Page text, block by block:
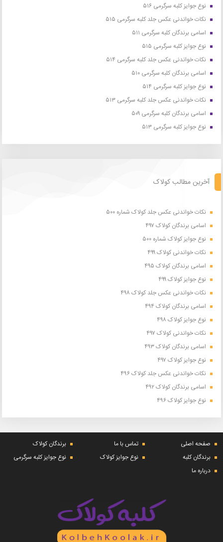
نوع جوایز کلبه سرگرمی ۵۱۶
نکات خواندنی عکس جلد کلبه سرگرمی ۵۱۵
اسامی برندگان کلبه سرگرمی ۵۱۱
نوع جوایز کلبه سرگرمی ۵۱۵
نکات خواندنی عکس جلد کلبه سرگرمی ۵۱۴
اسامی برندگان کلبه سرگرمی ۵۱۰
نوع جوایز کلبه سرگرمی ۵۱۴
نکات خواندنی عکس جلد کلبه سرگرمی ۵۱۳
اسامی برندگان کلبه سرگرمی ۵۰۹
نوع جوایز کلبه سرگرمی ۵۱۳
آخرین مطالب کولاک
نکات خواندنی عکس جلد کولاک شماره ۵۰۰
اسامی برندگان کولاک ۴۹۷
نوع جوایز کولاک شماره ۵۰۰
نکات خواندنی کولاک ۴۹۹
اسامی برندگان کولاک ۴۹۵
نوع جوایز کولاک ۴۹۹
نکات خواندنی عکس جلد کولاک ۴۹۸
اسامی برندگان کولاک ۴۹۴
نوع جوایز کولاک ۴۹۸
نکات خواندنی کولاک ۴۹۷
اسامی برندگان کولاک ۴۹۳
نوع جوایز کولاک ۴۹۷
نکات خواندنی عکس جلد کولاک ۴۹۶
اسامی برندگان کولاک ۴۹۲
نوع جوایز کولاک ۴۹۶
صفحه اصلی تماس با ما
برندگان کولاک
برندگان کلبه
نوع جوایز کولاک
نوع جوایز کلبه سرگرمی
درباره ما